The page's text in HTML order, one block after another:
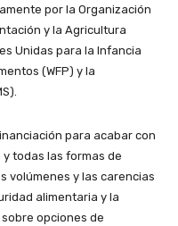
por la Organización
y la Agricultura
Unidas para la Infancia
(WFP) y la
para acabar con
todas las formas de
volúmenes y las carencias
alimentaria y la
opciones de